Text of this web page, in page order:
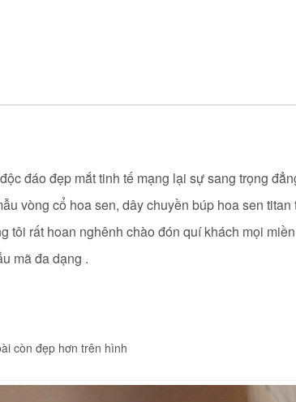
đáo đẹp mắt tinh tế mạng lại sự sang trọng
vòng cổ hoa sen, dây chuyền búp hoa sen titan
tôi rất hoan nghênh chào đón quí khách mọi
mã đa dạng .
còn đẹp hơn trên hình